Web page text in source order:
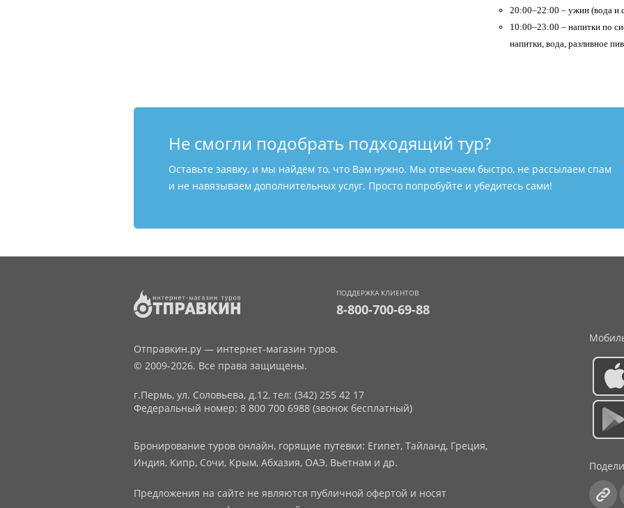
20:00–22:00 – ужин (вода и
10:00–23:00 – напитки по
напитки, вода, разливное
Не смогли подобрать подходящий тур?
Оставьте заявку, и мы найдем то, что Вам нужно. Мы отвечаем быстро, не рассылаем спам
и не навязываем дополнительных услуг. Просто попробуйте и убедитесь сами!
ПОДДЕРЖКА КЛИЕНТОВ
8-800-700-69-88
Отправкин.ру — интернет-магазин туров.
© 2009-2026. Все права защищены.
г.Пермь, ул. Соловьева, д.12, тел: (342) 255 42 17
Федеральный номер: 8 800 700 6988 (звонок бесплатный)
Бронирование туров онлайн, горящие путевки: Египет, Тайланд, Греция,
Индия, Кипр, Сочи, Крым, Абхазия, ОАЭ, Вьетнам и др.
Предложения на сайте не являются публичной офертой и носят